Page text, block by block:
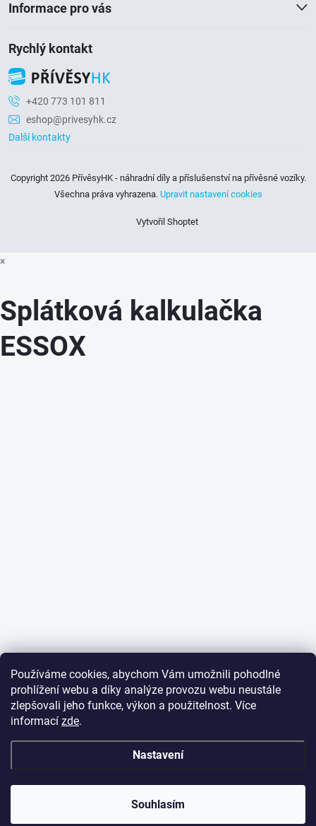
Používáme cookies, abychom Vám umožnili pohodlné
prohlížení webu a díky analýze provozu webu neustále
zlepšovali jeho funkce, výkon a použitelnost. Více
informací zde.
Nastavení
Souhlasím
Informace pro vás
Rychlý kontakt
+420 773 101 811
eshop@privesyhk.cz
Další kontakty
Vytvořil Shoptet
Copyright 2026 PřívěsyHK - náhradní díly a příslušenství na přívěsné vozíky.
Všechna práva vyhrazena. Upravit nastavení cookies
×
Splátková kalkulačka
ESSOX